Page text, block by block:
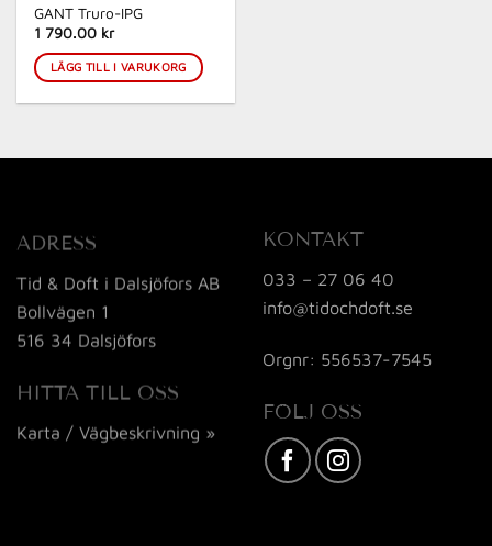
GANT Truro-IPG
1 790.00 kr
LÄGG TILL I VARUKORG
ADRESS
Tid & Doft i Dalsjöfors AB
Bollvägen 1
516 34 Dalsjöfors
HITTA TILL OSS
Karta / Vägbeskrivning »
KONTAKT
033 – 27 06 40
info@tidochdoft.se
Orgnr: 556537-7545
FÖLJ OSS